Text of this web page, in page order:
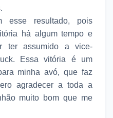
esse resultado, pois
há algum tempo e
ter assumido a vice-
Essa vitória é um
minha avó, que faz
agradecer a toda a
muito bom que me